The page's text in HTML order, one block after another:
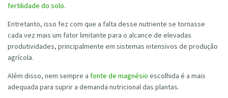
fertilidade do solo.
Entretanto, isso fez com que a falta desse nutriente se tornasse
cada vez mais um fator limitante para o alcance de elevadas
produtividades, principalmente em sistemas intensivos de produção
agrícola.
Além disso, nem sempre a fonte de magnésio escolhida é a mais
adequada para suprir a demanda nutricional das plantas.